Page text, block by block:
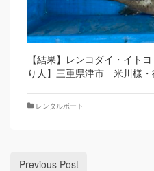
【結果】レンコダイ・イ
り人】三重県津市 米川様
レンタルボート
Previous Post